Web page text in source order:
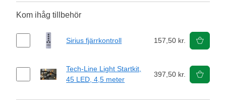
Kom ihåg tillbehör
Sirius fjärrkontroll 157,50 kr.
Tech-Line Light Startkit,
45 LED, 4,5 meter
397,50 kr.